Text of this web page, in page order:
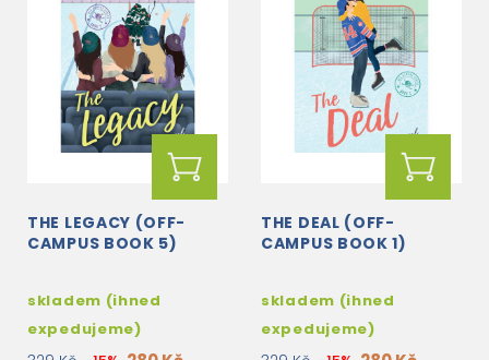
THE LEGACY (OFF-
CAMPUS BOOK 5)
skladem (ihned
expedujeme)
THE DEAL (OFF-
CAMPUS BOOK 1)
skladem (ihned
expedujeme)